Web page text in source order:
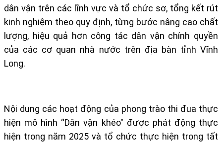
dân vận trên các lĩnh vực và tổ chức sơ, tổng kết rút
kinh nghiệm theo quy định, từng bước nâng cao chất
lượng, hiệu quả hơn công tác dân vận chính quyền
của các cơ quan nhà nước trên địa bàn tỉnh Vĩnh
Long.
Nội dung các hoạt động của phong trào thi đua thực
hiện mô hình “Dân vận khéo" được phát động thực
hiện trong năm 2025 và tổ chức thực hiện trong tất